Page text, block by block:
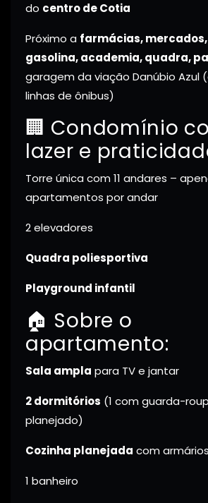
do centro de Cotia
Próximo a farmácias,
gasolina, academia, quadra,
garagem da viação Danúbio Azul
linhas de ônibus)
🏢 Condomínio
lazer e
Torre única com 11 andares –
apartamentos por andar
2 elevadores
Quadra poliesportiva
Playground infantil
🏠 Sobre o
apartamento:
Sala ampla para TV e jantar
2 dormitórios (1 com guarda-
planejado)
Cozinha planejada com armários
1 banheiro